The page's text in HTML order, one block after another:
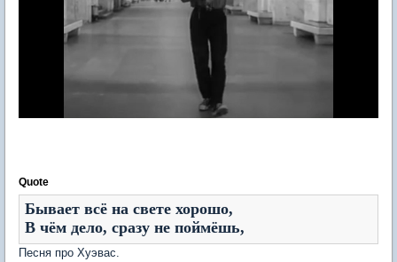
Quote
Бывает всё на свете хорошо,
В чём дело, сразу не поймёшь,
Песня про Хуэвас.